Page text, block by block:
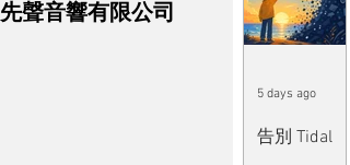
先聲音響有限公司
告別 Tidal
5 days ago